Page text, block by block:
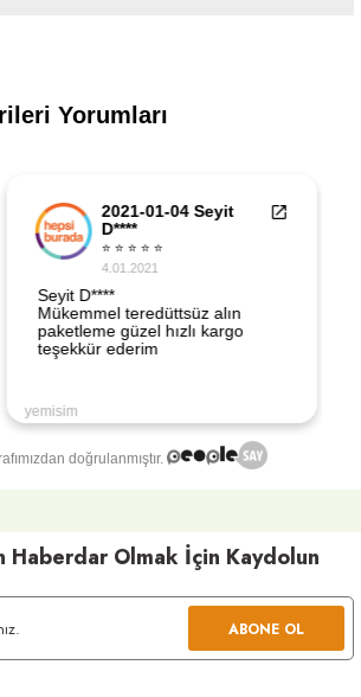
teşekkür ederiz.
bilgiler bulunuyor.
bulunuyor.
daha pahalı.
alternatifler olmalı.
Gönder
Haberdar Olmak İçin Kaydolun
ABONE OL